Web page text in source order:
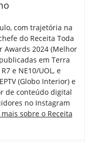
com trajetória na
do Receita Toda
Awards 2024 (Melhor
em Terra
e NE10/UOL, e
(Globo Interior) e
de conteúdo digital
no Instagram
sobre o Receita